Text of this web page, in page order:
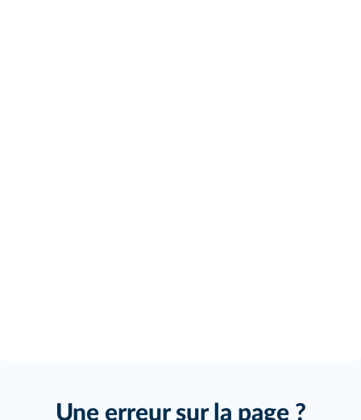
Une erreur sur la page ?